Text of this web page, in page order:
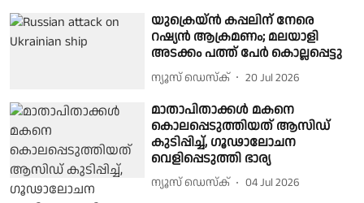
യുക്രെയ്ന്‍ കപ്പലിന് നേരെ
റഷ്യന്‍ ആക്രമണം; മലയാളി
അടക്കം പത്ത് പേർ കൊല്ലപ്പെട്ടു
ന്യൂസ് ഡെസ്ക് 20 Jul 2026
മാതാപിതാക്കൾ മകനെ
കൊലപ്പെടുത്തിയത് ആസിഡ്
കുടിപ്പിച്ച്, ഗൂഢാലോചന
വെളിപ്പെടുത്തി ഭാര്യ
ന്യൂസ് ഡെസ്ക് 04 Jul 2026